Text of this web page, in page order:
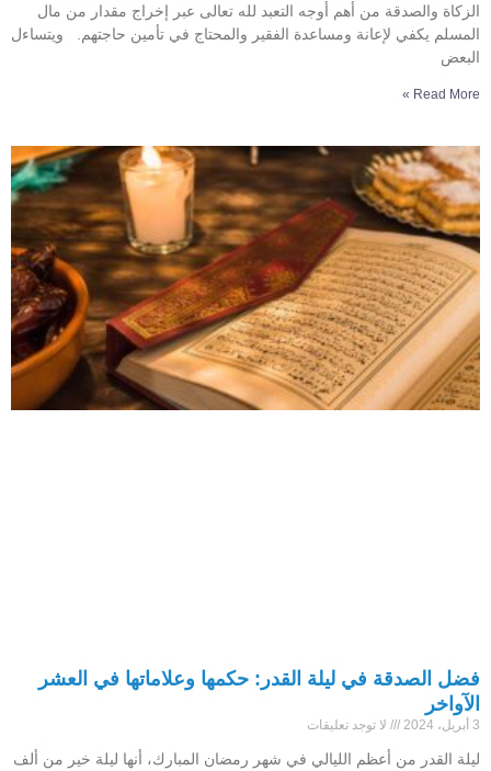
الزكاة والصدقة من أهم أوجه التعبد لله تعالى عبر إخراج مقدار من مال
المسلم يكفي لإعانة ومساعدة الفقير والمحتاج في تأمين حاجتهم. ويتساءل
البعض
Read More »
فضل الصدقة في ليلة القدر: حكمها وعلاماتها في العشر
الآواخر
3 أبريل، 2024 لا توجد تعليقات
ليلة القدر من أعظم الليالي في شهر رمضان المبارك، أنها ليلة خير من ألف